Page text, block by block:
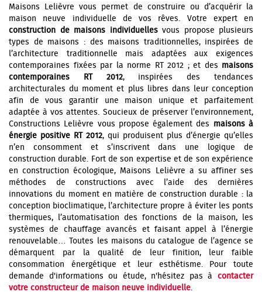
Maisons Lelièvre vous permet de construire ou d’acquérir la
maison neuve individuelle de vos rêves. Votre expert en
construction de maisons individuellesvous propose plusieurs
types de maisons : des maisons traditionnelles, inspirées de
l’architecture traditionnelle mais adaptées aux exigences
contemporaines fixées par la norme RT 2012 ; et des maisons
contemporaines RT 2012, inspirées des tendances
architecturales du moment et plus libres dans leur conception
afin de vous garantir une maison unique et parfaitement
adaptée à vos attentes. Soucieux de préserver l’environnement,
Constructions Lelièvre vous propose également des maisons à
énergie positive RT 2012, qui produisent plus d’énergie qu’elles
n’en consomment et s’inscrivent dans une logique de
construction durable. Fort de son expertise et de son expérience
en construction écologique, Maisons Lelièvre a su affiner ses
méthodes de constructions avec l’aide des dernières
innovations du moment en matière de construction durable : la
conception bioclimatique, l’architecture propre à éviter les ponts
thermiques, l’automatisation des fonctions de la maison, les
systèmes de chauffage avancés et faisant appel à l’énergie
renouvelable… Toutes les maisons du catalogue de l’agence se
démarquent par la qualité de leur finition, leur faible
consommation énergétique et leur esthétisme. Pour toute
demande d'informations ou étude, n'hésitez pas à contacter
votre constructeur de maison neuve individuelle.